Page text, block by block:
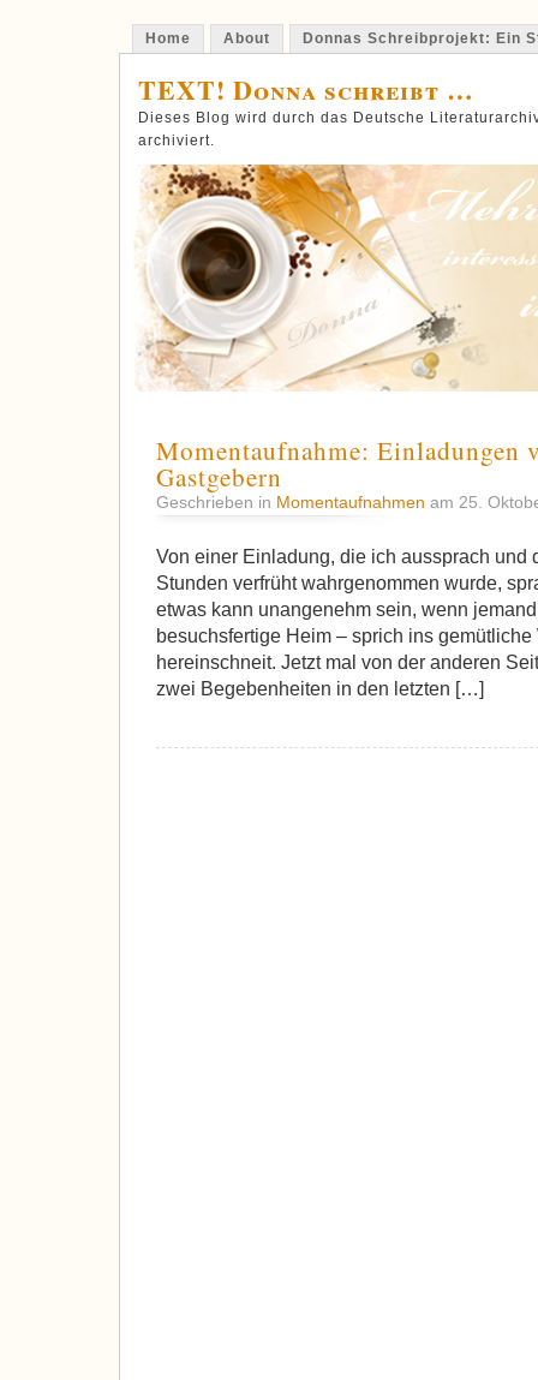
Home About Donnas Schreibprojekt: Ein
TEXT! Donna schreibt …
Dieses Blog wird durch das Deutsche
archiviert.
Momentaufnahme: Einladungen
Gastgebern
Geschrieben in Momentaufnahmen am 25.
Von einer Einladung, die ich aussprach und
Stunden verfrüht wahrgenommen wurde,
etwas kann unangenehm sein, wenn
besuchsfertige Heim – sprich ins
hereinschneit. Jetzt mal von der anderen
zwei Begebenheiten in den letzten […]